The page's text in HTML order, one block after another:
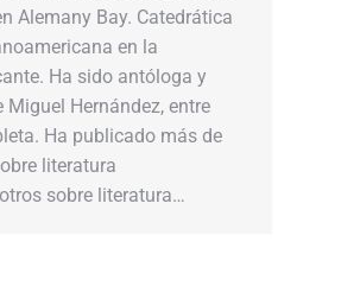
Alemany Bay. Catedrática
en la
Ha sido antóloga y
Miguel Hernández, entre
Ha publicado más de
literatura
sobre literatura…